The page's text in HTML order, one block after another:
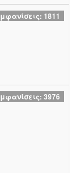
1811
3976